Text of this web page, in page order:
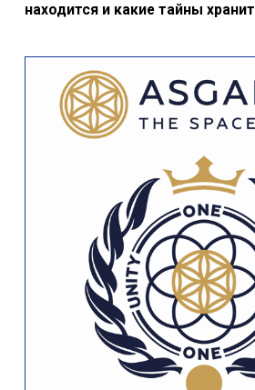
находится и какие тайны хранит